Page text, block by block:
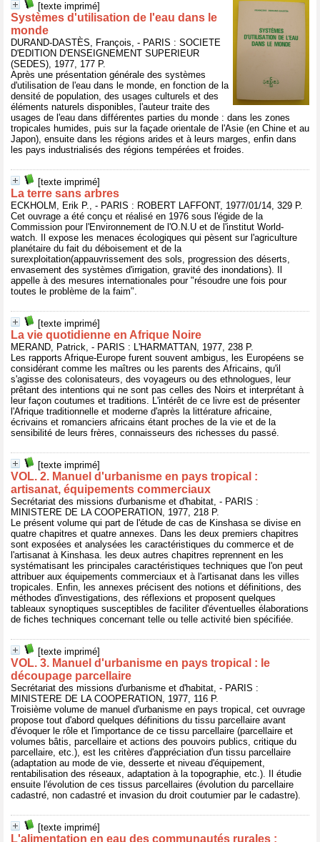
[texte imprimé]
Systèmes d'utilisation de l'eau dans le
monde
DURAND-DASTÈS, François, - PARIS : SOCIETE
D'EDITION D'ENSEIGNEMENT SUPERIEUR
(SEDES), 1977, 177 P.
Après une présentation générale des systèmes
d'utilisation de l'eau dans le monde, en fonction de la
densité de population, des usages culturels et des
éléments naturels disponibles, l'auteur traite des
usages de l'eau dans différentes parties du monde : dans les zones
tropicales humides, puis sur la façade orientale de l'Asie (en Chine et au
Japon), ensuite dans les régions arides et à leurs marges, enfin dans
les pays industrialisés des régions tempérées et froides.
[texte imprimé]
La terre sans arbres
ECKHOLM, Erik P., - PARIS : ROBERT LAFFONT, 1977/01/14, 329 P.
Cet ouvrage a été conçu et réalisé en 1976 sous l'égide de la
Commission pour l'Environnement de l'O.N.U et de l'institut World-
watch. Il expose les menaces écologiques qui pèsent sur l'agriculture
planétaire du fait du déboisement et de la
surexploitation(appauvrissement des sols, progression des déserts,
envasement des systèmes d'irrigation, gravité des inondations). Il
appelle à des mesures internationales pour "résoudre une fois pour
toutes le problème de la faim".
[texte imprimé]
La vie quotidienne en Afrique Noire
MERAND, Patrick, - PARIS : L'HARMATTAN, 1977, 238 P.
Les rapports Afrique-Europe furent souvent ambigus, les Européens se
considérant comme les maîtres ou les parents des Africains, qu'il
s'agisse des colonisateurs, des voyageurs ou des ethnologues, leur
prêtant des intentions qui ne sont pas celles des Noirs et interprétant à
leur façon coutumes et traditions. L'intérêt de ce livre est de présenter
l'Afrique traditionnelle et moderne d'après la littérature africaine,
écrivains et romanciers africains étant proches de la vie et de la
sensibilité de leurs frères, connaisseurs des richesses du passé.
[texte imprimé]
VOL. 2. Manuel d'urbanisme en pays tropical :
artisanat, équipements commerciaux
Secrétariat des missions d'urbanisme et d'habitat, - PARIS :
MINISTERE DE LA COOPERATION, 1977, 218 P.
Le présent volume qui part de l'étude de cas de Kinshasa se divise en
quatre chapitres et quatre annexes. Dans les deux premiers chapitres
sont exposées et analysées les caractéristiques du commerce et de
l'artisanat à Kinshasa. les deux autres chapitres reprennent en les
systématisant les principales caractéristiques techniques que l'on peut
attribuer aux équipements commerciaux et à l'artisanat dans les villes
tropicales. Enfin, les annexes précisent des notions et définitions, des
méthodes d'investigations, des réflexions et proposent quelques
tableaux synoptiques susceptibles de faciliter d'éventuelles élaborations
de fiches techniques concernant telle ou telle activité bien spécifiée.
[texte imprimé]
VOL. 3. Manuel d'urbanisme en pays tropical : le
découpage parcellaire
Secrétariat des missions d'urbanisme et d'habitat, - PARIS :
MINISTERE DE LA COOPERATION, 1977, 116 P.
Troisième volume de manuel d'urbanisme en pays tropical, cet ouvrage
propose tout d'abord quelques définitions du tissu parcellaire avant
d'évoquer le rôle et l'importance de ce tissu parcellaire (parcellaire et
volumes bâtis, parcellaire et actions des pouvoirs publics, critique du
parcellaire, etc.), est les critères d'appréciation d'un tissu parcellaire
(adaptation au mode de vie, desserte et niveau d'équipement,
rentabilisation des réseaux, adaptation à la topographie, etc.). Il étudie
ensuite l'évolution de ces tissus parcellaires (évolution du parcellaire
cadastré, non cadastré et invasion du droit coutumier par le cadastre).
[texte imprimé]
L'alimentation en eau des communautés rurales :